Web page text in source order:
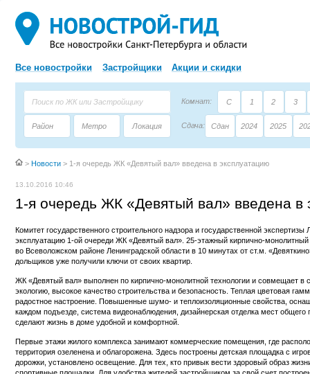
Все новостройки Застройщики Акции и скидки
Комнат: С 1 2 3
Район Метро Локация Сдача: Сдан 2024 2025
> Новости > 1-я очередь ЖК «Девятый вал» введена в эксплуатацию
13.10.2016 10:46
1-я очередь ЖК «Девятый вал» введена в
Комитет государственного строительного надзора и государственной
эксплуатацию 1-ой очереди ЖК «Девятый вал». 25-этажный кирпично-
во Всеволожском районе Ленинградской области в 10 минутах от ст.м.
дольщиков уже получили ключи от своих квартир.
ЖК «Девятый вал» выполнен по кирпично-монолитной технологии и совмещает
экологию, высокое качество строительства и безопасность. Теплая цветовая
радостное настроение. Повышенные шумо- и теплоизоляционные свойства,
каждом подъезде, система видеонаблюдения, дизайнерская отделка мест
сделают жизнь в доме удобной и комфортной.
Первые этажи жилого комплекса занимают коммерческие помещения, где
территория озеленена и облагорожена. Здесь построены детская площадка с
дорожки, установлено освещение. Для тех, кто привык вести здоровый образ
спортивные площадки. Для удобства жителей застройщиком за свой счет